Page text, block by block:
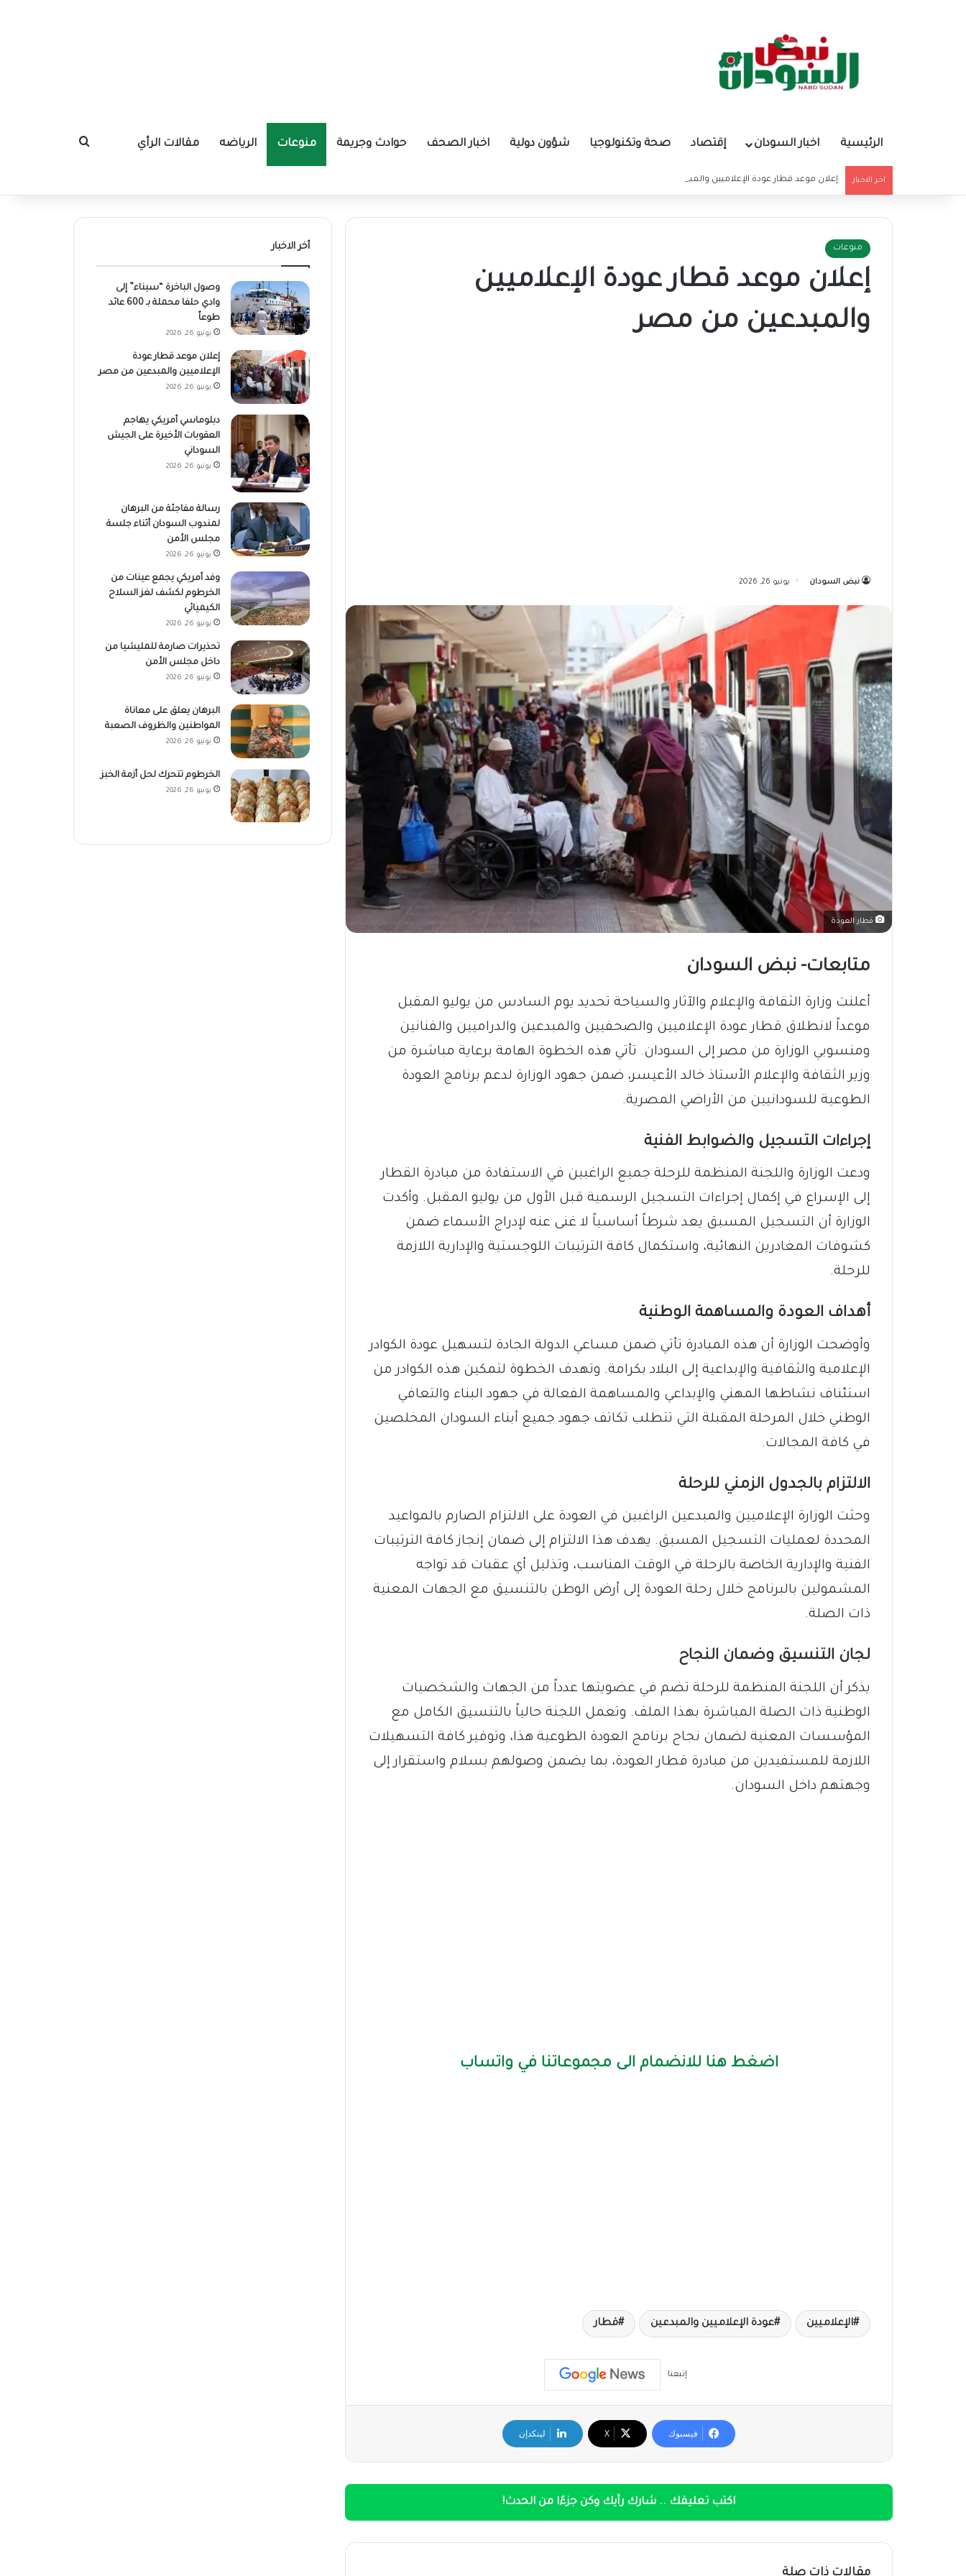
الرئيسية اخبار السودان إقتصاد صحة وتكنولوجيا شؤون دولية اخبار الصحف حوادث وجريمة منوعات الرياضه مقالات الرأي بحث عن
اخر الاخبار إعلان موعد قطار عودة الإعلاميين والمبدعين من مصر
منوعات
إعلان موعد قطار عودة الإعلاميين
والمبدعين من مصر
نبض السودان يونيو 26, 2026
قطار العودة
متابعات- نبض السودان
أعلنت وزارة الثقافة والإعلام والآثار والسياحة تحديد يوم السادس من يوليو المقبل
موعداً لانطلاق قطار عودة الإعلاميين والصحفيين والمبدعين والدراميين والفنانين
ومنسوبي الوزارة من مصر إلى السودان. تأتي هذه الخطوة الهامة برعاية مباشرة من
وزير الثقافة والإعلام الأستاذ خالد الأعيسر، ضمن جهود الوزارة لدعم برنامج العودة
الطوعية للسودانيين من الأراضي المصرية.
إجراءات التسجيل والضوابط الفنية
ودعت الوزارة واللجنة المنظمة للرحلة جميع الراغبين في الاستفادة من مبادرة القطار
إلى الإسراع في إكمال إجراءات التسجيل الرسمية قبل الأول من يوليو المقبل. وأكدت
الوزارة أن التسجيل المسبق يعد شرطاً أساسياً لا غنى عنه لإدراج الأسماء ضمن
كشوفات المغادرين النهائية، واستكمال كافة الترتيبات اللوجستية والإدارية اللازمة
للرحلة.
أهداف العودة والمساهمة الوطنية
وأوضحت الوزارة أن هذه المبادرة تأتي ضمن مساعي الدولة الجادة لتسهيل عودة الكوادر
الإعلامية والثقافية والإبداعية إلى البلاد بكرامة. وتهدف الخطوة لتمكين هذه الكوادر من
استئناف نشاطها المهني والإبداعي والمساهمة الفعالة في جهود البناء والتعافي
الوطني خلال المرحلة المقبلة التي تتطلب تكاتف جهود جميع أبناء السودان المخلصين
في كافة المجالات.
الالتزام بالجدول الزمني للرحلة
وحثت الوزارة الإعلاميين والمبدعين الراغبين في العودة على الالتزام الصارم بالمواعيد
المحددة لعمليات التسجيل المسبق. يهدف هذا الالتزام إلى ضمان إنجاز كافة الترتيبات
الفنية والإدارية الخاصة بالرحلة في الوقت المناسب، وتذليل أي عقبات قد تواجه
المشمولين بالبرنامج خلال رحلة العودة إلى أرض الوطن بالتنسيق مع الجهات المعنية
ذات الصلة.
لجان التنسيق وضمان النجاح
يذكر أن اللجنة المنظمة للرحلة تضم في عضويتها عدداً من الجهات والشخصيات
الوطنية ذات الصلة المباشرة بهذا الملف. وتعمل اللجنة حالياً بالتنسيق الكامل مع
المؤسسات المعنية لضمان نجاح برنامج العودة الطوعية هذا، وتوفير كافة التسهيلات
اللازمة للمستفيدين من مبادرة قطار العودة، بما يضمن وصولهم بسلام واستقرار إلى
وجهتهم داخل السودان.
اضغط هنا للانضمام الى مجموعاتنا في واتساب
الإعلاميين عودة الإعلاميين والمبدعين قطار
إتبعنا
فيسبوك ‫X لينكدإن
اكتب تعليقك .. شارك رأيك وكن جزءًا من الحدث!
مقالات ذات صلة
أخر الاخبار
وصول الباخرة “سيناء” إلى
وادي حلفا محملة بـ 600 عائد
طوعاً
يونيو 26, 2026
إعلان موعد قطار عودة
الإعلاميين والمبدعين من مصر
يونيو 26, 2026
دبلوماسي أمريكي يهاجم
العقوبات الأخيرة على الجيش
السوداني
يونيو 26, 2026
رسالة مفاجئة من البرهان
لمندوب السودان أثناء جلسة
مجلس الأمن
يونيو 26, 2026
وفد أمريكي يجمع عينات من
الخرطوم لكشف لغز السلاح
الكيميائي
يونيو 26, 2026
تحذيرات صارمة للمليشيا من
داخل مجلس الأمن
يونيو 26, 2026
البرهان يعلق على معاناة
المواطنين والظروف الصعبة
يونيو 26, 2026
الخرطوم تتحرك لحل أزمة الخبز
يونيو 26, 2026